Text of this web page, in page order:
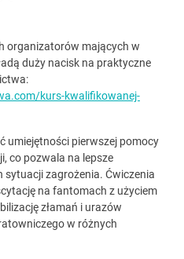
organizatorów mających w
duży nacisk na praktyczne
kurs-kwalifikowanej-
umiejętności pierwszej pomocy
co pozwala na lepsze
zagrożenia. Ćwiczenia
na fantomach z użyciem
złamań i urazów
w różnych